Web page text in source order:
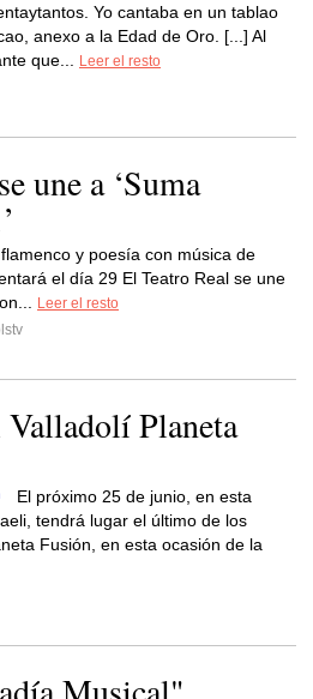
Yo cantaba en un tablao
anexo a la Edad de Oro. [...] Al
que...
Leer el resto
une a ‘Suma
y poesía con música de
el día 29 El Teatro Real se une
Leer el resto
Planeta
El próximo 25 de junio, en esta
tendrá lugar el último de los
Fusión, en esta ocasión de la